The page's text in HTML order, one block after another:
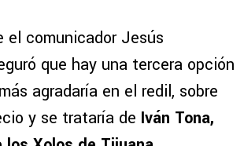
el comunicador Jesús
que hay una tercera opción
agradaría en el redil, sobre
y se trataría de Iván Tona,